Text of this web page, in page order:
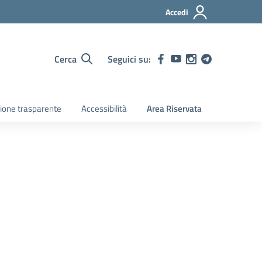
Accedi
Cerca Seguici su:
trasparente Accessibilità Area Riservata